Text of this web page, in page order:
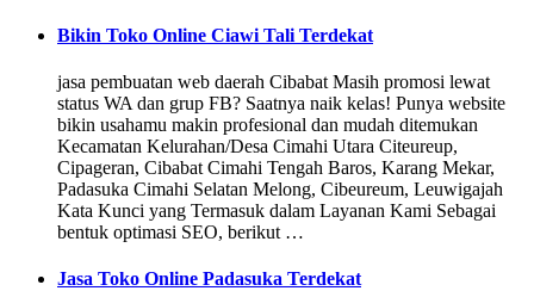
Bikin Toko Online Ciawi Tali Terdekat
jasa pembuatan web daerah Cibabat Masih promosi lewat
status WA dan grup FB? Saatnya naik kelas! Punya website
bikin usahamu makin profesional dan mudah ditemukan
Kecamatan Kelurahan/Desa Cimahi Utara Citeureup,
Cipageran, Cibabat Cimahi Tengah Baros, Karang Mekar,
Padasuka Cimahi Selatan Melong, Cibeureum, Leuwigajah
Kata Kunci yang Termasuk dalam Layanan Kami Sebagai
bentuk optimasi SEO, berikut …
Jasa Toko Online Padasuka Terdekat